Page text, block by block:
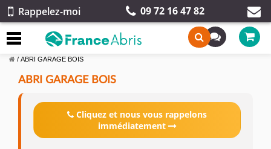
Rappelez-moi 09 72 16 47 82
/ ABRI GARAGE BOIS
ABRI GARAGE BOIS
Cliquez et nous vous rappelons
immédiatement